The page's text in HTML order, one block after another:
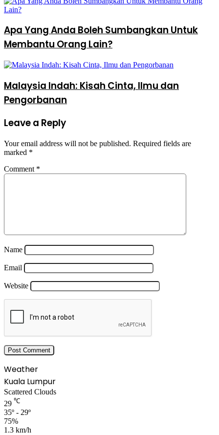
Apa Yang Anda Boleh Sumbangkan Untuk
Membantu Orang Lain?
Malaysia Indah: Kisah Cinta, Ilmu dan
Pengorbanan
Leave a Reply
Your email address will not be published. Required fields are
marked *
Comment *
Name
Email
Website
Weather
Kuala Lumpur
Scattered Clouds
29 ℃
35º - 29º
75%
1.3 km/h